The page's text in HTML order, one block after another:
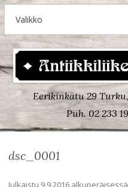
Eerikinkatu 29
Puh. 02 233
dsc_0001